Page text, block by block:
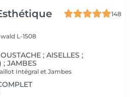
148
L-1508
; AISELLES ;
; JAMBES
Intégral et Jambes